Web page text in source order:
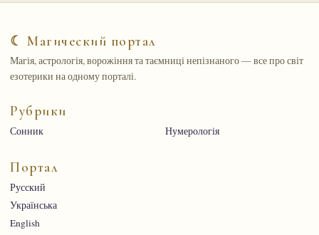
☾ Магический портал
Магія, астрологія, ворожіння та таємниці непізнаного — все про світ
езотерики на одному порталі.
Рубрики
Сонник Нумерологія
Портал
Русский
Українська
English